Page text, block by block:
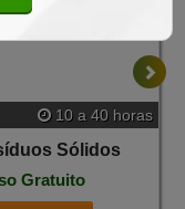
10 a 40 horas
Sólidos
Gratuito